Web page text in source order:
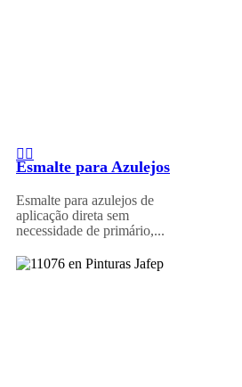
Esmalte para Azulejos
Esmalte para azulejos de
aplicação direta sem
necessidade de primário,...